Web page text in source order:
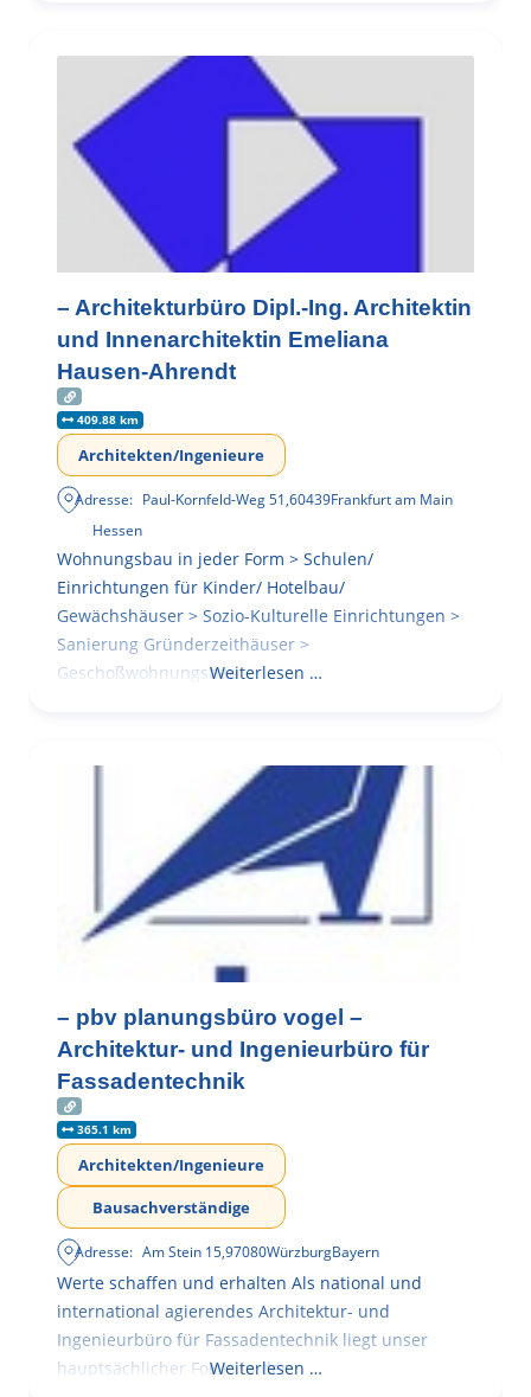
– Architekturbüro Dipl.-Ing. Architektin
und Innenarchitektin Emeliana
Hausen-Ahrendt
409.88 km
Architekten/Ingenieure
Adresse: Paul-Kornfeld-Weg 51,60439Frankfurt am Main
Hessen
Wohnungsbau in jeder Form > Schulen/
Einrichtungen für Kinder/ Hotelbau/
Gewächshäuser > Sozio-Kulturelle Einrichtungen >
Sanierung Gründerzeithäuser >
GeschoßwohnungsbauWeiterlesen …
– pbv planungsbüro vogel –
Architektur- und Ingenieurbüro für
Fassadentechnik
365.1 km
Architekten/Ingenieure
Bausachverständige
Adresse: Am Stein 15,97080WürzburgBayern
Werte schaffen und erhalten Als national und
international agierendes Architektur- und
Ingenieurbüro für Fassadentechnik liegt unser
hauptsächlicher Fokus in der
Weiterlesen …